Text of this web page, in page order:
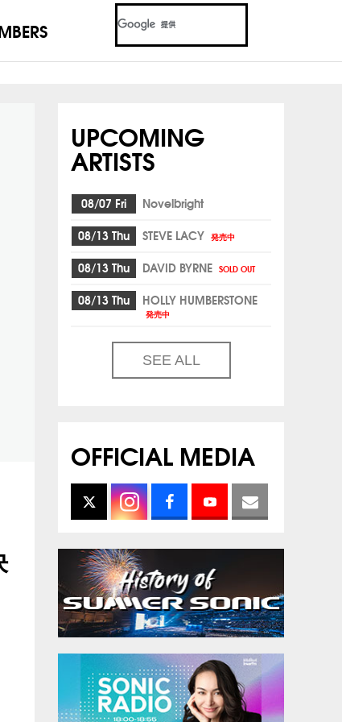
UPCOMING
ARTISTS
08/07 Fri
Novelbright
08/13 Thu
STEVE LACY 発売中
08/13 Thu DAVID BYRNE SOLD OUT
08/13 Thu HOLLY HUMBERSTONE
発売中
SEE ALL
OFFICIAL MEDIA